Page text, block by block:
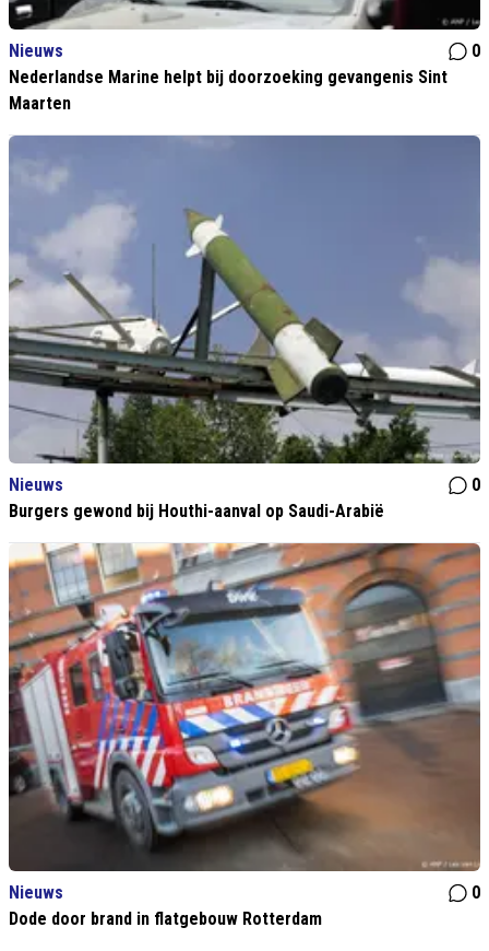
Nieuws
0
Nederlandse Marine helpt bij doorzoeking gevangenis Sint
Maarten
Nieuws
0
Burgers gewond bij Houthi-aanval op Saudi-Arabië
Nieuws
0
Dode door brand in flatgebouw Rotterdam